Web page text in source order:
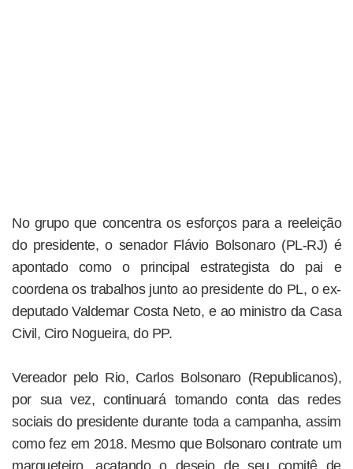
No grupo que concentra os esforços para a reeleição
do presidente, o senador Flávio Bolsonaro (PL-RJ) é
apontado como o principal estrategista do pai e
coordena os trabalhos junto ao presidente do PL, o ex-
deputado Valdemar Costa Neto, e ao ministro da Casa
Civil, Ciro Nogueira, do PP.
Vereador pelo Rio, Carlos Bolsonaro (Republicanos),
por sua vez, continuará tomando conta das redes
sociais do presidente durante toda a campanha, assim
como fez em 2018. Mesmo que Bolsonaro contrate um